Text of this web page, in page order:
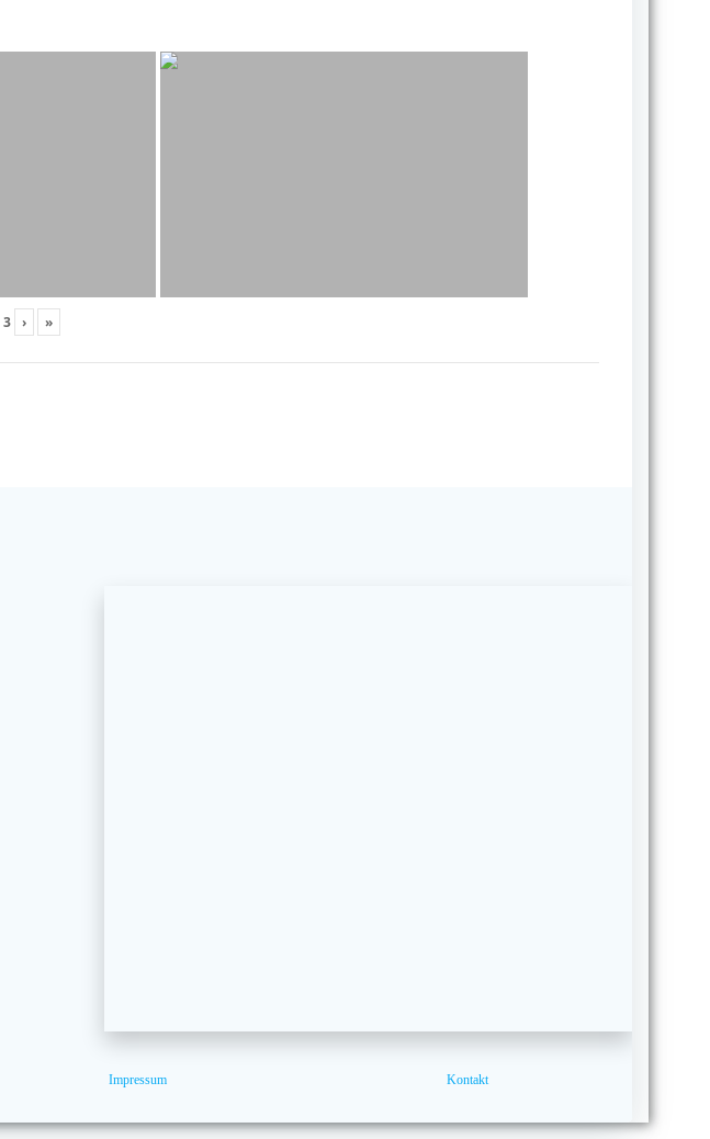
3 › »
Impressum Kontakt